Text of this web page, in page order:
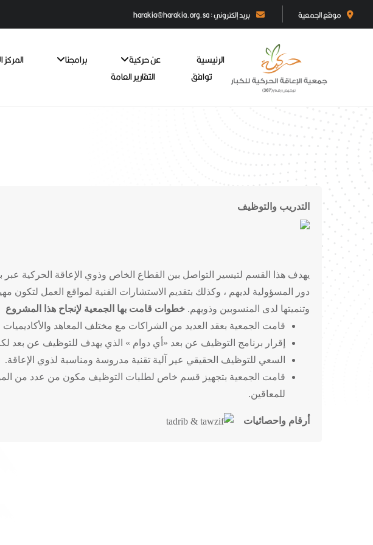
موقع الجمعية بريد إلكتروني : harakia@harakia.org.sa
الرئيسية عن حركية برامجنا
توافق
التقارير العامة
التدريب والتوظيف
يهدف هذا القسم لتيسير التواصل بين القطاع الخاص وذوي الإعاقة الحركية عبر
دور المسؤولية لديهم ، وكذلك بتقديم الاستشارات الفنية لمواقع العمل لتكون
وتنميتها لدى المنسوبين وذويهم. خطوات قامت بها الجمعية لإنجاح هذا المشروع
قامت الجمعية بعقد العديد من الشراكات مع مختلف المعاهد
إقرار برنامج التوظيف عن بعد «أي دوام » الذي يهدف للتوظيف عن بعد
السعي للتوظيف الحقيقي عير آلية تقنية مدروسة ومناسبة لذوي الإعاقة.
قامت الجمعية بتجهيز قسم خاص لطلبات التوظيف مكون من عدد من
للمعاقين.
أرقام واحصائيات